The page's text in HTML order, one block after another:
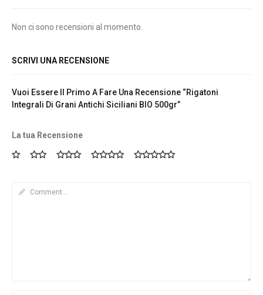
Non ci sono recensioni al momento.
SCRIVI UNA RECENSIONE
Vuoi Essere Il Primo A Fare Una Recensione “Rigatoni
Integrali Di Grani Antichi Siciliani BIO 500gr”
La tua Recensione